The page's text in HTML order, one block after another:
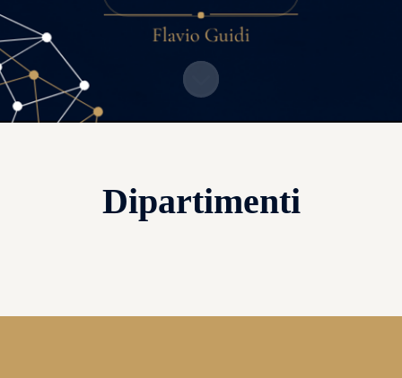
Scorri il contenuto
Dipartimenti
Settore Retail